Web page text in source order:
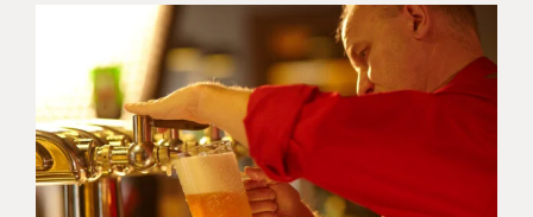
obrázek